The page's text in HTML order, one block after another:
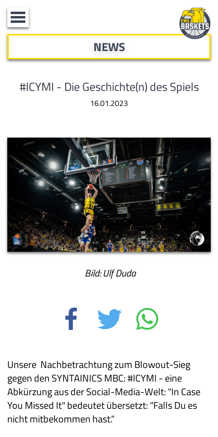
Toggle
navigation
NEWS
#ICYMI - Die Geschichte(n) des Spiels
16.01.2023
Bild: Ulf Duda
Unsere Nachbetrachtung zum Blowout-Sieg
gegen den SYNTAINICS MBC: #ICYMI - eine
Abkürzung aus der Social-Media-Welt: "In Case
You Missed It" bedeutet übersetzt: "Falls Du es
nicht mitbekommen hast.“